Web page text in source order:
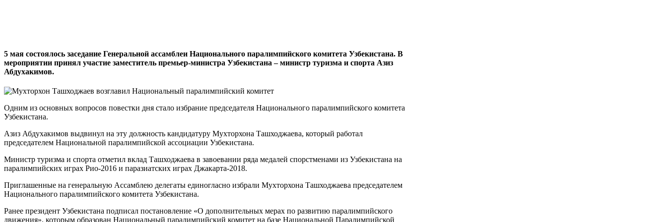
5 мая состоялось заседание Генеральной ассамблеи Национального паралимпийского комитета Узбекистана. В
мероприятии принял участие заместитель премьер-министра Узбекистана – министр туризма и спорта Азиз
Абдухакимов.
Одним из основных вопросов повестки дня стало избрание председателя Национального паралимпийского комитета
Узбекистана.
Азиз Абдухакимов выдвинул на эту должность кандидатуру Мухторхона Ташходжаева, который работал
председателем Национальной паралимпийской ассоциации Узбекистана.
Министр туризма и спорта отметил вклад Ташходжаева в завоевании ряда медалей спорстменами из Узбекистана на
паралимпийских играх Рио-2016 и паразиатских играх Джакарта-2018.
Приглашенные на генеральную Ассамблею делегаты единогласно избрали Мухторхона Ташходжаева председателем
Национального паралимпийского комитета Узбекистана.
Ранее президент Узбекистана подписал постановление «О дополнительных мерах по развитию паралимпийского
движения», которым образован Национальный паралимпийский комитет на базе Национальной Паралимпийской